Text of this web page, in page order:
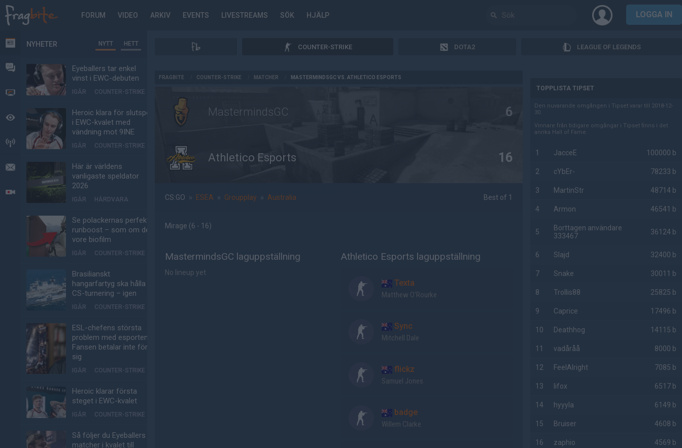
FORUM VIDEO ARKIV EVENTS LIVESTREAMS SÖK HJÄLP LOGGA IN
NYHETER
FORUM
VIDEO
BEVAKAT
HÄNDELSER
LIVESÄNDNINGAR
NYHETER NYTT HETT
Eyeballers tar enkel
vinst i EWC-debuten
IGÅR COUNTER-STRIKE
Heroic klara för slutspel
i EWC-kvalet med
vändning mot 9INE
IGÅR COUNTER-STRIKE
Här är världens
vanligaste speldator
2026
IGÅR HÅRDVARA
Se polackernas perfekta
runboost – som om det
vore biofilm
IGÅR COUNTER-STRIKE
Brasilianskt
hangarfartyg ska hålla
CS-turnering – igen
IGÅR COUNTER-STRIKE
ESL-chefens största
problem med esporten:
Fansen betalar inte för
sig
IGÅR COUNTER-STRIKE
Heroic klarar första
steget i EWC-kvalet
IGÅR COUNTER-STRIKE
Så följer du Eyeballers
matcher i kvalet till
COUNTER-STRIKE DOTA2 LEAGUE OF LEGENDS
FRAGBITE COUNTER-STRIKE MATCHER MASTERMINDSGC VS. ATHLETICO ESPORTS
MastermindsGC 6
Athletico Esports 16
CS:GO » ESEA » Groupplay » Australia Best of 1
Mirage (6 - 16)
MastermindsGC laguppställning
No lineup yet
Athletico Esports laguppställning
Texta
Matthew O'Rourke
Sync
Mitchell Dale
flickz
Samuel Jones
badge
Willem Clarke
TOPPLISTA TIPSET
Den nuvarande omgången i Tipset varar till 2018-12-
30.
Vinnare från tidigare omgångar i Tipset finns i det
anrika Hall of Fame.
1 JacceE 100000 b
2 cYbEr- 78233 b
3 MartinStr 48714 b
4 Armon 46541 b
5
Borttagen användare
333467
36124 b
6 Slajd 32400 b
7 Snake 30011 b
8 Trollis88 25825 b
9 Caprice 17496 b
10 Deathhog 14115 b
11 vadåråå 8000 b
12 FeelAlright 7085 b
13 lifox 6517 b
14 hyyyla 6149 b
15 Bruiser 4608 b
16 zaphio 4569 b